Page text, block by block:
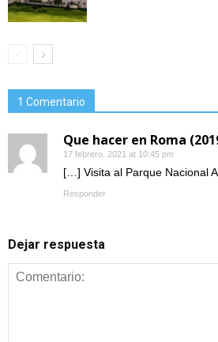
1 Comentario
Que hacer en Roma
17 febrero, 2021 at 10:45 pm
[…] Visita al Parque Nacional
Responder
Dejar respuesta